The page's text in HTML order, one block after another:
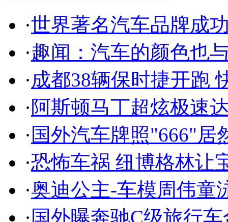
·世界著名汽车品牌成
·趣闻：汽车的颜色也
·成都38辆保时捷开跑
·阿斯顿马丁超炫极速
· 国外汽车牌照"666"居
·恐怖车祸 纽博格林让
·奥迪公主-车模周伟童
· 国外曝奔驰C级旅行